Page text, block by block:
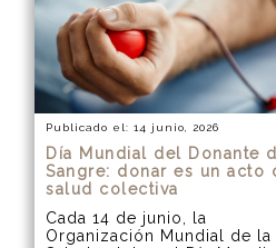
Publicado el: 14 junio, 2026
Día Mundial del Donante
Sangre: donar es un acto
salud colectiva
Cada 14 de junio, la
Organización Mundial de la